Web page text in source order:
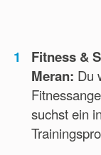
Gruppen-
1x = 60 Euro
5x = 270 Euro
1
Fitness &
Meran: Du
suchst ein